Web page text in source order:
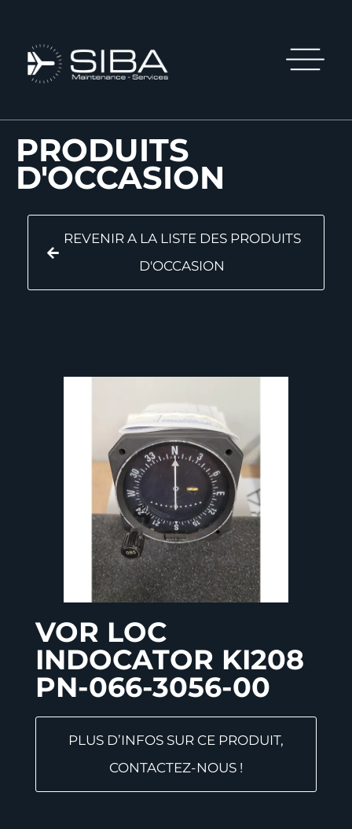
PRODUITS
D'OCCASION
REVENIR A LA LISTE DES PRODUITS
D'OCCASION
VOR LOC
INDOCATOR KI208
PN-066-3056-00
PLUS D’INFOS SUR CE PRODUIT,
CONTACTEZ-NOUS !